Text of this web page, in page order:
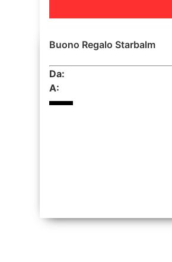
Buono Regalo Starbalm
Da:
A: